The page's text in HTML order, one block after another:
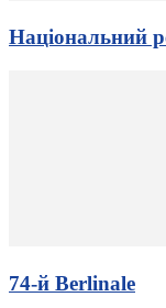
Національний
74-й Berlinale